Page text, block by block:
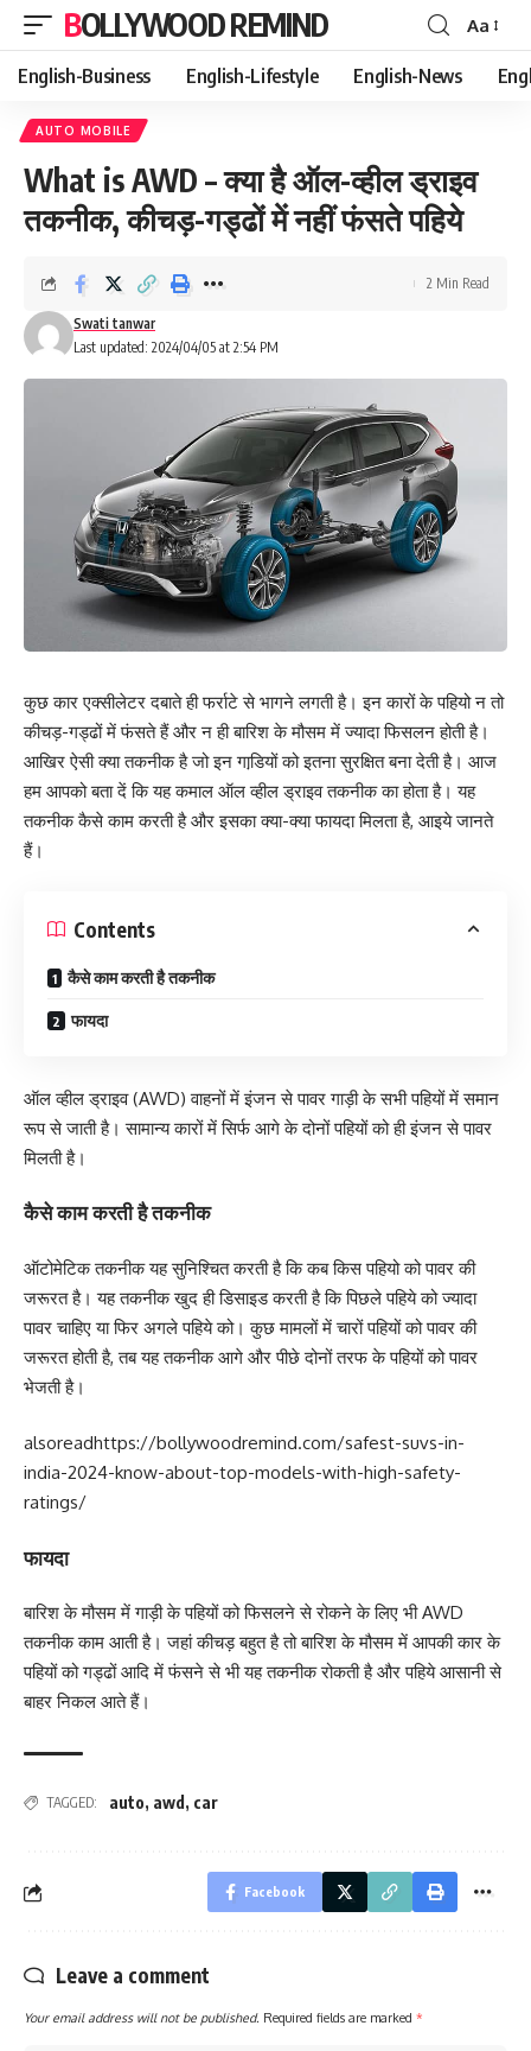
BOLLYWOOD REMIND
Font
Resizer
Aa
English-Business English-Lifestyle English-News
AUTO MOBILE
What is AWD – क्‍या है ऑल-व्हील ड्राइव
तकनीक, कीचड़-गड्ढों में नहीं फंसते पहिये
Last updated: 2024/04/05 at 2:54 PM
Swati tanwar
2 Min Read
कुछ कार एक्‍सीलेटर दबाते ही फर्राटे से भागने लगती है। इन कारों के पहियो न तो
कीचड़-गड्ढों में फंसते हैं और न ही बारिश के मौसम में ज्‍यादा फिसलन होती है।
आखिर ऐसी क्‍या तकनीक है जो इन गाडि़यों को इतना सुरक्षित बना देती है। आज
हम आपको बता दें कि यह कमाल ऑल व्‍हील ड्राइव तकनीक का होता है। यह
तकनीक कैसे काम करती है और इसका क्‍या-क्‍या फायदा मिलता है, आइये जानते
हैं।
Contents
कैसे काम करती है तकनीक
फायदा
ऑल व्‍हील ड्राइव (AWD) वाहनों में इंजन से पावर गाड़ी के सभी पहियों में समान
रूप से जाती है। सामान्‍य कारों में सिर्फ आगे के दोनों पहियों को ही इंजन से पावर
मिलती है।
कैसे काम करती है तकनीक
ऑटोमेटिक तकनीक यह सुनिश्चित करती है कि कब किस पहियो को पावर की
जरूरत है। यह तकनीक खुद ही डिसाइड करती है कि पिछले पहिये को ज्‍यादा
पावर चाहिए या फिर अगले पहिये को। कुछ मामलों में चारों पहियों को पावर की
जरूरत होती है, तब यह तकनीक आगे और पीछे दोनों तरफ के पहियों को पावर
भेजती है।
alsoreadhttps://bollywoodremind.com/safest-suvs-in-
india-2024-know-about-top-models-with-high-safety-
ratings/
फायदा
बारिश के मौसम में गाड़ी के पहियों को फिसलने से रोकने के लिए भी AWD
तकनीक काम आती है। जहां कीचड़ बहुत है तो बारिश के मौसम में आपकी कार के
पहियों को गड्ढों आदि में फंसने से भी यह तकनीक रोकती है और पहिये आसानी से
बाहर निकल आते हैं।
TAGGED: auto, awd , car
Facebook
Leave a comment
Your email address will not be published. Required fields are marked *